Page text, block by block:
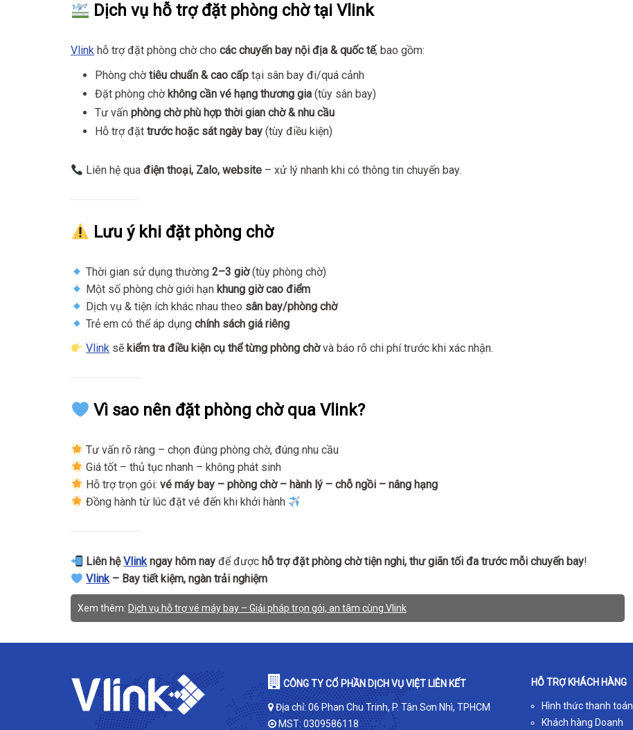
Dịch vụ hỗ trợ đặt phòng chờ tại Vlink
Vlink hỗ trợ đặt phòng chờ cho các chuyến bay nội địa & quốc tế, bao gồm:
Phòng chờtiêu chuẩn & cao cấp tại sân bay đi/quá cảnh
Đặt phòng chờ không cần vé hạng thương gia (tùy sân bay)
Tư vấn phòng chờ phù hợp thời gian chờ & nhu cầu
Hỗ trợ đặt trước hoặc sát ngày bay (tùy điều kiện)
Liên hệ quađiện thoại, Zalo, website – xử lý nhanh khi có thông tin chuyến bay.
Lưu ý khi đặt phòng chờ
Thời gian sử dụng thường2–3 giờ(tùy phòng chờ)
Một số phòng chờ giới hạn khung giờ cao điểm
Dịch vụ & tiện ích khác nhau theo sân bay/phòng chờ
Trẻ em có thể áp dụngchính sách giá riêng
Vlink sẽ kiểm tra điều kiện cụ thể từng phòng chờvà báo rõ chi phí trước khi xác nhận.
Vì sao nên đặt phòng chờ qua Vlink?
Tư vấn rõ ràng – chọn đúng phòng chờ, đúng nhu cầu
Giá tốt – thủ tục nhanh – không phát sinh
Hỗ trợ trọn gói:vé máy bay – phòng chờ – hành lý – chỗ ngồi – nâng hạng
Đồng hành từ lúc đặt vé đến khi khởi hành
Liên hệVlinkngay hôm nay để được hỗ trợ đặt phòng chờ tiện nghi, thư giãn tối đa trước mỗi chuyến bay!
Vlink– Bay tiết kiệm, ngàn trải nghiệm
Xem thêm: Dịch vụ hỗ trợ vé máy bay – Giải pháp trọn gói, an tâm cùng Vlink
CÔNG TY CỔ PHẦN DỊCH VỤ VIỆT LIÊN KẾT
Địa chỉ: 06 Phan Chu Trinh, P. Tân Sơn Nhì, TPHCM
MST: 0309586118
HỖ TRỢ KHÁCH HÀNG
Hình thức thanh toán
Khách hàng Doanh